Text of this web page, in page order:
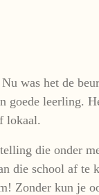
was het de
leerling.
lokaal.
die onder
die school af
Zonder kun je